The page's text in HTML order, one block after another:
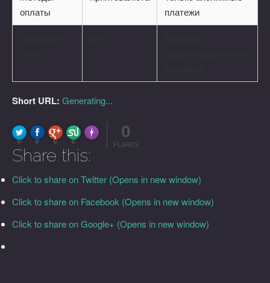
оплаты
платежи
Short URL: Generating...
0 0 0 0
Made with FLARE
0
FLARES
Share this:
Click to share on Twitter (Opens in new window)
Click to share on Facebook (Opens in new window)
Click to share on Google+ (Opens in new window)